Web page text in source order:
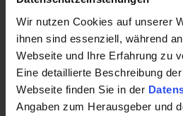
Wir nutzen Cookies auf unserer
ihnen sind essenziell, während
Webseite und Ihre Erfahrung zu
Eine detaillierte Beschreibung
Webseite finden Sie in der
Angaben zum Herausgeber und